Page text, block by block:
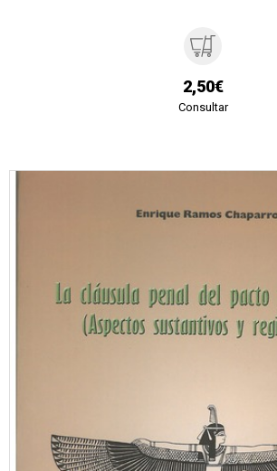
2,50€
Consultar